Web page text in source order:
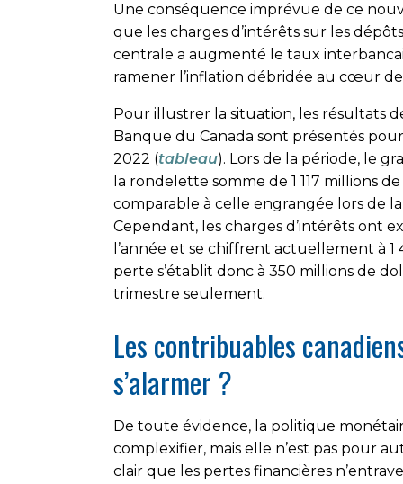
Une conséquence imprévue de ce
que les charges d’intérêts sur les
centrale a augmenté le taux
ramener l’inflation débridée au cœur de
Pour illustrer la situation, les résultats
Banque du Canada sont présentés
2022 (tableau). Lors de la période, le
la rondelette somme de 1 117 millions
comparable à celle engrangée lors de
Cependant, les charges d’intérêts ont
l’année et se chiffrent actuellement à 1
perte s’établit donc à 350 millions de
trimestre seulement.
Les contribuables
s’alarmer ?
De toute évidence, la politique
complexifier, mais elle n’est pas pour
clair que les pertes financières